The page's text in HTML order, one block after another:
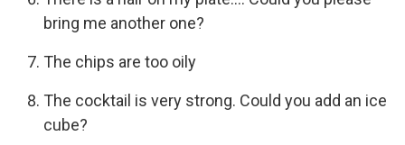
bring me another one?
The chips are too oily
The cocktail is very strong. Could you add an ice
cube?